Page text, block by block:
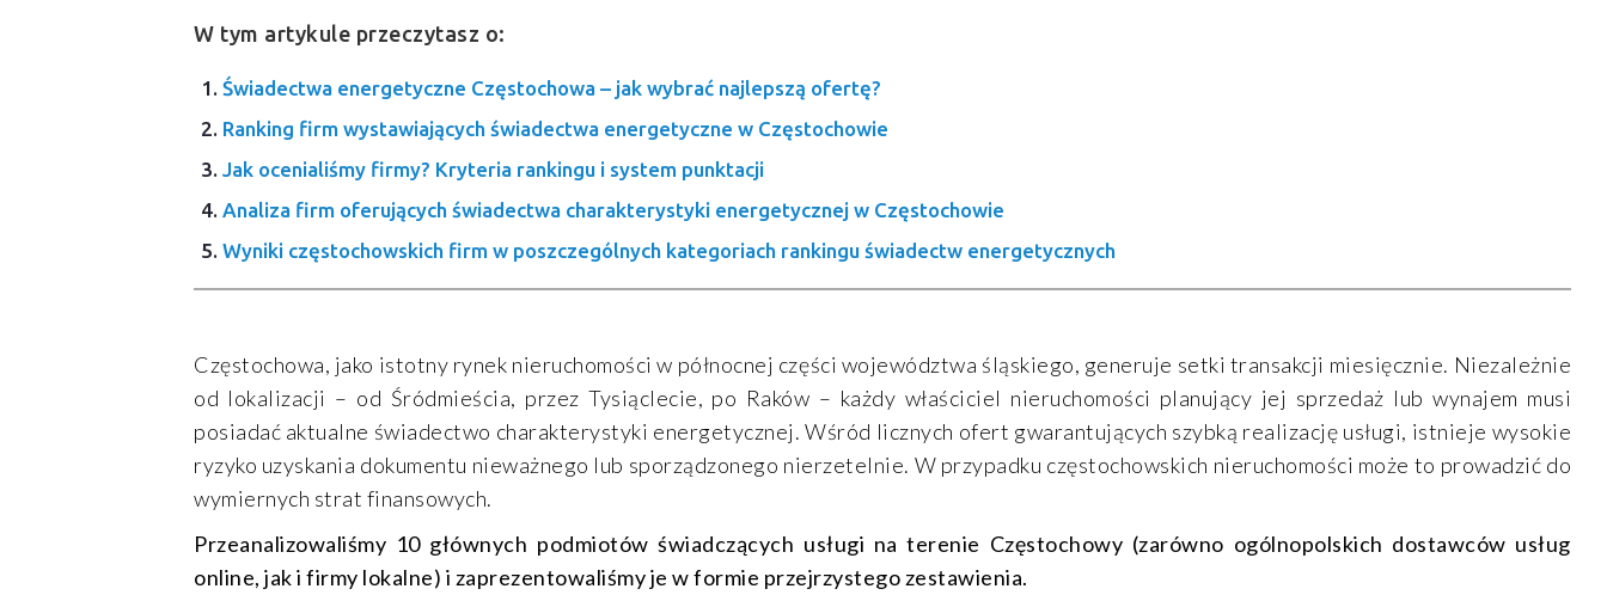
W tym artykule przeczytasz o:
Świadectwa energetyczne Częstochowa – jak wybrać najlepszą ofertę?
Ranking firm wystawiających świadectwa energetyczne w Częstochowie
Jak ocenialiśmy firmy? Kryteria rankingu i system punktacji
Analiza firm oferujących świadectwa charakterystyki energetycznej w Częstochowie
Wyniki częstochowskich firm w poszczególnych kategoriach rankingu świadectw energetycznych
Częstochowa, jako istotny rynek nieruchomości w północnej części województwa śląskiego, generuje setki transakcji miesięcznie. Niezależnie
od lokalizacji – od Śródmieścia, przez Tysiąclecie, po Raków – każdy właściciel nieruchomości planujący jej sprzedaż lub wynajem musi
posiadać aktualne świadectwo charakterystyki energetycznej. Wśród licznych ofert gwarantujących szybką realizację usługi, istnieje wysokie
ryzyko uzyskania dokumentu nieważnego lub sporządzonego nierzetelnie. W przypadku częstochowskich nieruchomości może to prowadzić do
wymiernych strat finansowych.
Przeanalizowaliśmy 10 głównych podmiotów świadczących usługi na terenie Częstochowy (zarówno ogólnopolskich dostawców usług
online, jak i firmy lokalne) i zaprezentowaliśmy je w formie przejrzystego zestawienia.